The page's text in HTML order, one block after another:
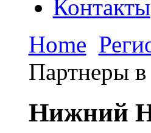
Контакты
Home
Партнеры
Нижний